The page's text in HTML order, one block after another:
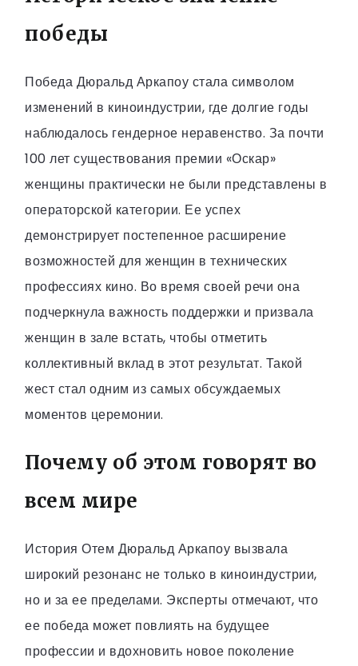
победы
Победа Дюральд Аркапоу стала символом
изменений в киноиндустрии, где долгие годы
наблюдалось гендерное неравенство. За почти
100 лет существования премии «Оскар»
женщины практически не были представлены в
операторской категории. Ее успех
демонстрирует постепенное расширение
возможностей для женщин в технических
профессиях кино. Во время своей речи она
подчеркнула важность поддержки и призвала
женщин в зале встать, чтобы отметить
коллективный вклад в этот результат. Такой
жест стал одним из самых обсуждаемых
моментов церемонии.
Почему об этом говорят во
всем мире
История Отем Дюральд Аркапоу вызвала
широкий резонанс не только в киноиндустрии,
но и за ее пределами. Эксперты отмечают, что
ее победа может повлиять на будущее
профессии и вдохновить новое поколение